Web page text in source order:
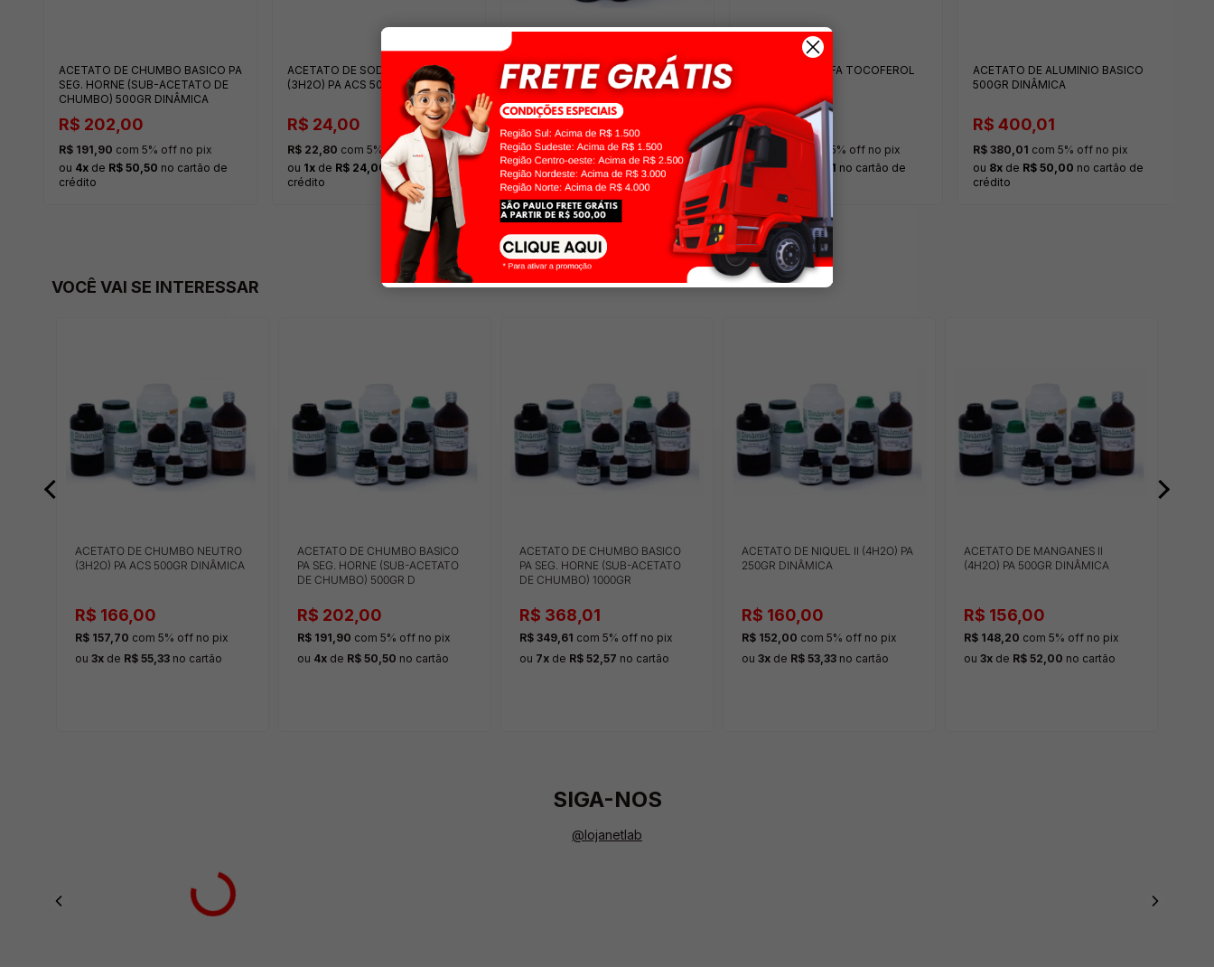
ACETATO DE CHUMBO BASICO PA
SEG. HORNE (SUB-ACETATO DE
CHUMBO) 500GR DINÂMICA
R$ 202,00
R$ 191,90 com 5% off no pix
ou 4xde R$ 50,50 no cartão de
crédito
ACETATO DE SODIO CRISTAL
(3H2O) PA ACS 500GR DINÂMICA
R$ 24,00
R$ 22,80 com 5% off no pix
ou 1xde R$ 24,00no cartão de
crédito
ACETATO DE ZINCO CRISTAL
(2H2O) PA ACS 1000GR DINÂMICA
R$ 154,00
R$ 146,30com 5% off no pix
ou 3xde R$ 51,33no cartão de
crédito
ACETATO DE ALFA TOCOFEROL
R$ 460,00
R$ 437,00
com 5% off no pix
ou9xde R$ 51,11 no cartão de
crédito
ACETATO DE ALUMINIO BASICO
500GR DINÂMICA
R$ 400,01
R$ 380,01 com 5% off no pix
ou 8x de R$ 50,00 no cartão de
crédito
VOCÊ VAI SE INTERESSAR
ACETATO DE CHUMBO NEUTRO
(3H2O) PA ACS 500GR DINÂMICA
R$ 166,00
R$ 157,70 com 5% offno pix
ou 3xde R$ 55,33no cartão
ACETATO DE CHUMBO BASICO
PA SEG. HORNE (SUB-ACETATO
DE CHUMBO) 500GR D
R$ 202,00
R$ 191,90 com 5% offno pix
ou 4xde R$ 50,50 no cartão
ACETATO DE CHUMBO BASICO
PA SEG. HORNE (SUB-ACETATO
DE CHUMBO) 1000GR
R$ 368,01
R$ 349,61 com 5% offno pix
ou 7xde R$ 52,57 no cartão
ACETATO DE NIQUEL II (4H2O) PA
250GR DINÂMICA
R$ 160,00
R$ 152,00 com 5% offno pix
ou 3xde R$ 53,33no cartão
ACETATO DE MANGANES II
(4H2O) PA 500GR DINÂMICA
R$ 156,00
R$ 148,20 com 5% offno pix
ou 3xde R$ 52,00 no cartão
SIGA-NOS
@lojanetlab